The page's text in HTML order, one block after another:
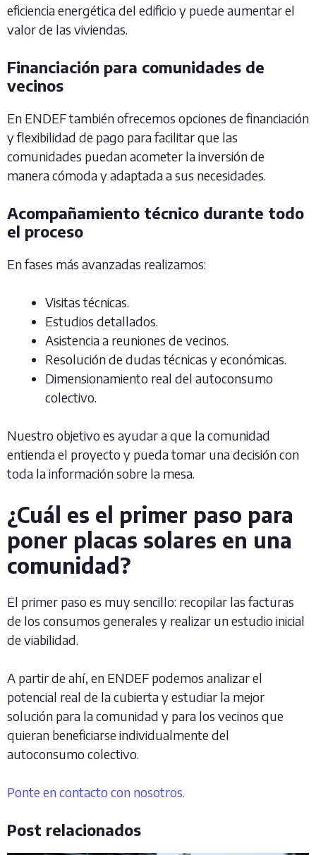
eficiencia energética del edificio y puede aumentar el
valor de las viviendas.
Financiación para comunidades de
vecinos
En ENDEF también ofrecemos opciones de financiación
y flexibilidad de pago para facilitar que las
comunidades puedan acometer la inversión de
manera cómoda y adaptada a sus necesidades.
Acompañamiento técnico durante todo
el proceso
En fases más avanzadas realizamos:
Visitas técnicas.
Estudios detallados.
Asistencia a reuniones de vecinos.
Resolución de dudas técnicas y económicas.
Dimensionamiento real del autoconsumo
colectivo.
Nuestro objetivo es ayudar a que la comunidad
entienda el proyecto y pueda tomar una decisión con
toda la información sobre la mesa.
¿Cuál es el primer paso para
poner placas solares en una
comunidad?
El primer paso es muy sencillo: recopilar las facturas
de los consumos generales y realizar un estudio inicial
de viabilidad.
A partir de ahí, en ENDEF podemos analizar el
potencial real de la cubierta y estudiar la mejor
solución para la comunidad y para los vecinos que
quieran beneficiarse individualmente del
autoconsumo colectivo.
Ponte en contacto con nosotros.
Post relacionados